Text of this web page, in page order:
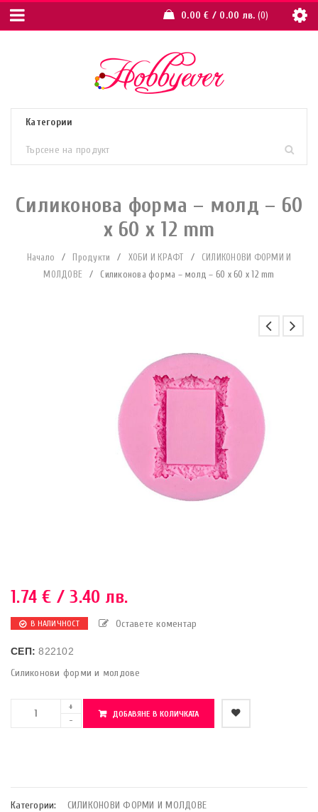
0.00€ / 0.00 лв. 0
Силиконова форма – молд – 60
x 60 x 12 mm
Начало / Продукти / ХОБИ И КРАФТ /
СИЛИКОНОВИ ФОРМИ И
МОЛДОВЕ
/ Силиконова форма – молд – 60 x 60 x 12 mm
1.74€ / 3.40 лв.
В НАЛИЧНОСТ Оставете коментар
СЕП:822102
Силиконови форми и молдове
ДОБАВЯНЕ В КОЛИЧКАТА
Категории: СИЛИКОНОВИ ФОРМИ И МОЛДОВЕ